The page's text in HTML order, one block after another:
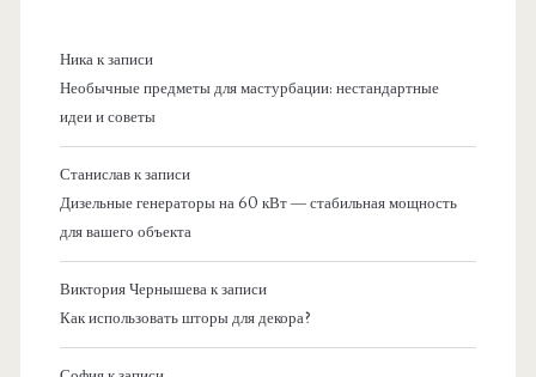
Никак записи
Необычные предметы для мастурбации: нестандартные
идеи и советы
Станиславк записи
Дизельные генераторы на 60 кВт — стабильная мощность
для вашего объекта
Виктория Чернышевак записи
Как использовать шторы для декора?